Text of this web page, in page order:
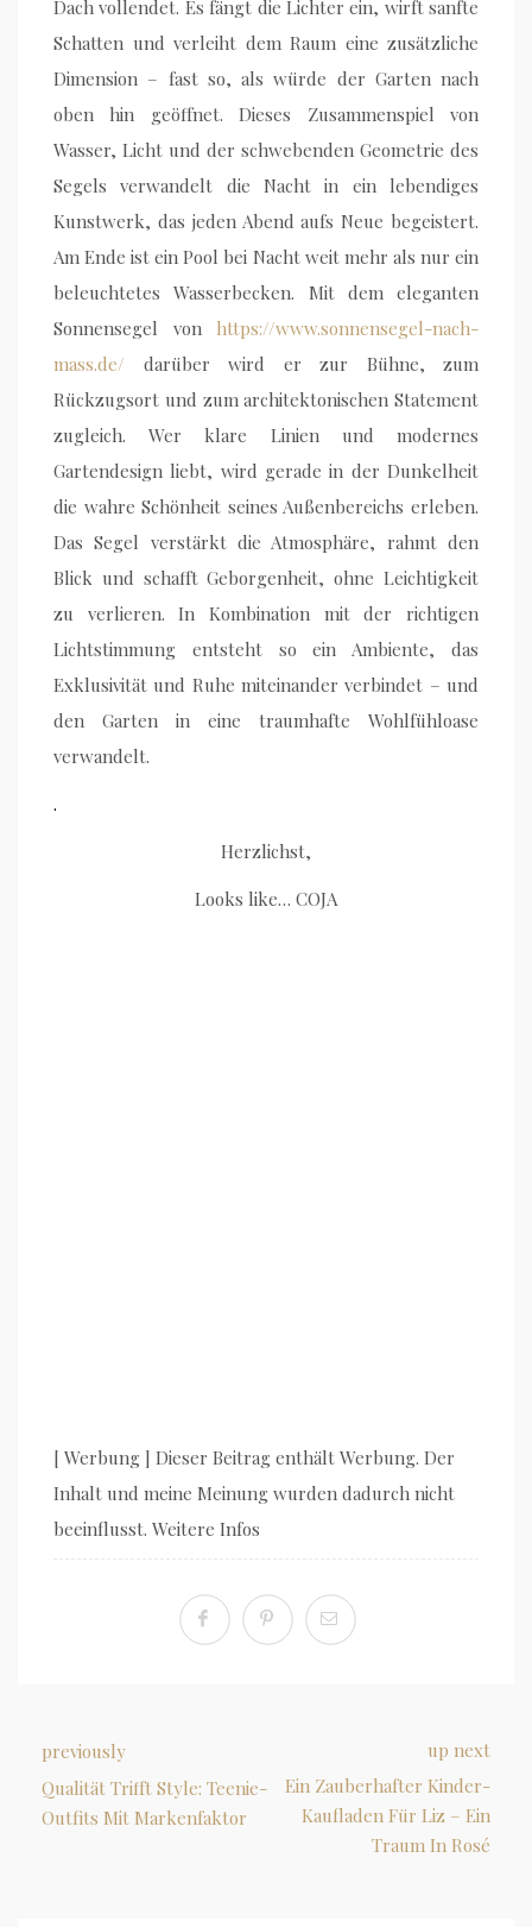
Dach vollendet. Es fängt die Lichter ein, wirft sanfte
Schatten und verleiht dem Raum eine zusätzliche
Dimension – fast so, als würde der Garten nach
oben hin geöffnet. Dieses Zusammenspiel von
Wasser, Licht und der schwebenden Geometrie des
Segels verwandelt die Nacht in ein lebendiges
Kunstwerk, das jeden Abend aufs Neue begeistert.
Am Ende ist ein Pool bei Nacht weit mehr als nur ein
beleuchtetes Wasserbecken. Mit dem eleganten
Sonnensegel von https://www.sonnensegel-nach-
mass.de/ darüber wird er zur Bühne, zum
Rückzugsort und zum architektonischen Statement
zugleich. Wer klare Linien und modernes
Gartendesign liebt, wird gerade in der Dunkelheit
die wahre Schönheit seines Außenbereichs erleben.
Das Segel verstärkt die Atmosphäre, rahmt den
Blick und schafft Geborgenheit, ohne Leichtigkeit
zu verlieren. In Kombination mit der richtigen
Lichtstimmung entsteht so ein Ambiente, das
Exklusivität und Ruhe miteinander verbindet – und
den Garten in eine traumhafte Wohlfühloase
verwandelt.
.
Herzlichst,
Looks like… COJA
[ Werbung ] Dieser Beitrag enthält Werbung. Der
Inhalt und meine Meinung wurden dadurch nicht
beeinflusst. Weitere Infos
previously
Qualität Trifft Style: Teenie-
Outfits Mit Markenfaktor
up next
Ein Zauberhafter Kinder-
Kaufladen Für Liz – Ein
Traum In Rosé